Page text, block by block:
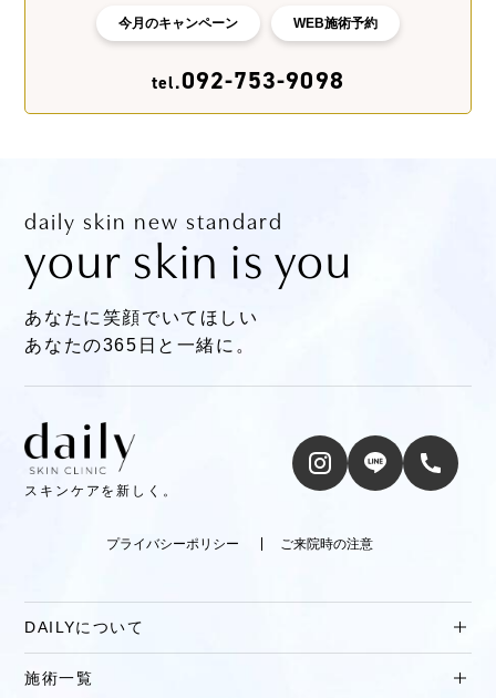
今月のキャンペーン WEB施術予約
tel.092-753-9098
daily skin new standard
your skin is you
あなたに笑顔でいてほしい
あなたの365日と一緒に。
スキンケアを新しく。
プライバシーポリシー ご来院時の注意
DAILYについて
施術一覧